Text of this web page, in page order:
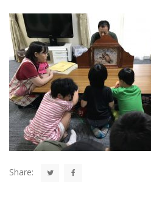
Share: